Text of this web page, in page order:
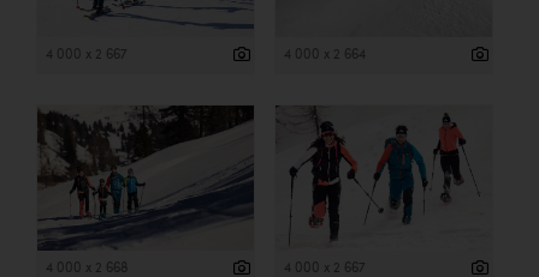
4 000 x 2 667 4 000 x 2 664
4 000 x 2 668 4 000 x 2 667